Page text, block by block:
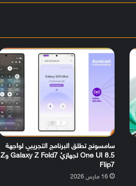
سامسونج تطلق البرنامج التجريبي لواجهة
One UI 8.5 لجهازيْ Galaxy Z Fold7 وZ
Flip7
16 مارس 2026